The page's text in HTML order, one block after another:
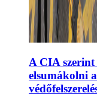
A CIA
elsumákolni